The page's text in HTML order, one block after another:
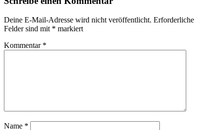
Deine E-Mail-Adresse wird nicht veröffentlicht. Erforderliche
Felder sind mit * markiert
Kommentar *
Name *